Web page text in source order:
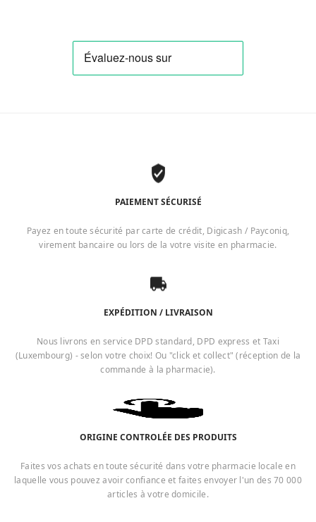
PAIEMENT SÉCURISÉ
Payez en toute sécurité par carte de crédit, Digicash / Payconiq,
virement bancaire ou lors de la votre visite en pharmacie.
EXPÉDITION / LIVRAISON
Nous livrons en service DPD standard, DPD express et Taxi
(Luxembourg) - selon votre choix! Ou "click et collect" (réception de la
commande à la pharmacie).
ORIGINE CONTROLÉE DES PRODUITS
Faites vos achats en toute sécurité dans votre pharmacie locale en
laquelle vous pouvez avoir confiance et faites envoyer l'un des 70 000
articles à votre domicile.